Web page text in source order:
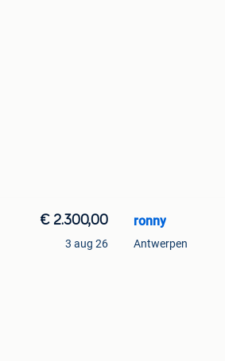
€ 2.300,00
3 aug 26
ronny
Antwerpen